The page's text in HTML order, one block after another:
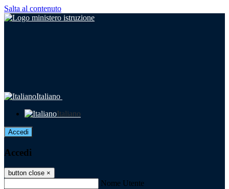
Salta al contenuto
Italiano
Italiano
Accedi
Accedi
button close ×
Nome Utente